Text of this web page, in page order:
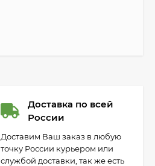
Доставка по всей
России
Доставим Ваш заказ в любую
точку России курьером или
службой доставки, так же есть